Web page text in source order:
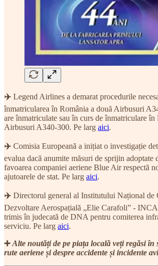
✈️ Legend Airlines a demarat procedurile
înmatricularea în România a două Airbusuri
are înmatriculate sau în curs de înmatriculare în
Airbusuri A340-300. Pe larg aici.
✈️ Comisia Europeană a inițiat o investigație
evalua dacă anumite măsuri de sprijin adoptate
favoarea companiei aeriene Blue Air respectă
ajutoarele de stat. Pe larg aici.
✈️ Directorul general al Institutului Național de
Dezvoltare Aerospațială „Elie Carafoli” -
trimis în judecată de DNA pentru comiterea
serviciu. Pe larg aici.
➕Alte noutăți de pe piața locală veți regăsi în
rute aeriene și despre accidente și incidente